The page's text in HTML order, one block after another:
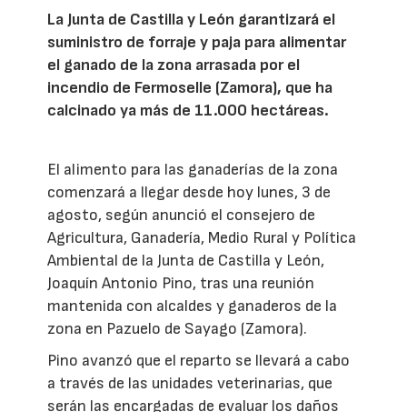
La Junta de Castilla y León garantizará el
suministro de forraje y paja para alimentar
el ganado de la zona arrasada por el
incendio de Fermoselle (Zamora), que ha
calcinado ya más de 11.000 hectáreas.
El alimento para las ganaderías de la zona
comenzará a llegar desde hoy lunes, 3 de
agosto, según anunció el consejero de
Agricultura, Ganadería, Medio Rural y Política
Ambiental de la Junta de Castilla y León,
Joaquín Antonio Pino, tras una reunión
mantenida con alcaldes y ganaderos de la
zona en Pazuelo de Sayago (Zamora).
Pino avanzó que el reparto se llevará a cabo
a través de las unidades veterinarias, que
serán las encargadas de evaluar los daños